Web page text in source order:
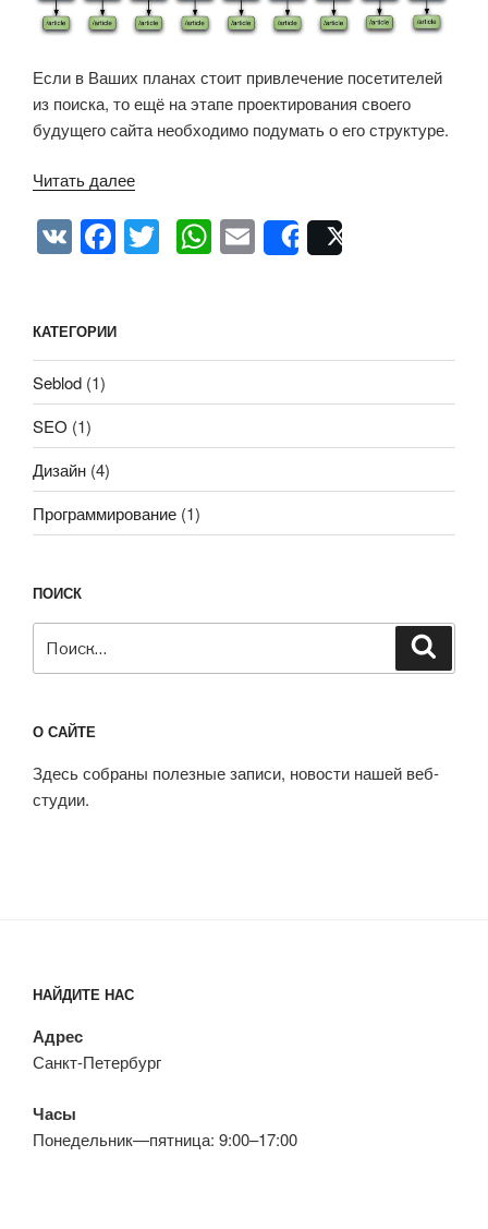
Если в Ваших планах стоит привлечение посетителей
из поиска, то ещё на этапе проектирования своего
будущего сайта необходимо подумать о его структуре.
Читать далее«Структура
—
это
клиента
V
K
F
a
e
b
o
o
k
T
wi
W
h
A
p
p
E
m
Share
КАТЕГОРИИ
Seblod (1)
SEO (1)
Дизайн (4)
Программирование (1)
ПОИСК
О САЙТЕ
Здесь собраны полезные записи, новости нашей веб-
студии.
НАЙДИТЕ НАС
Адрес
Санкт-Петербург
Часы
Понедельник—пятница: 9:00–17:00